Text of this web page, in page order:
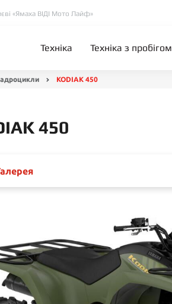
«Ямаха ВІДІ Мото Лайф»
Техніка Техніка з пробігом
KODIAK 450
450